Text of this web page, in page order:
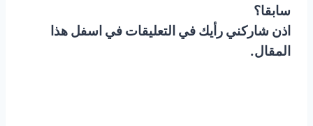
سابقا؟
اذن شاركني رأيك في التعليقات في اسفل هذا
المقال.